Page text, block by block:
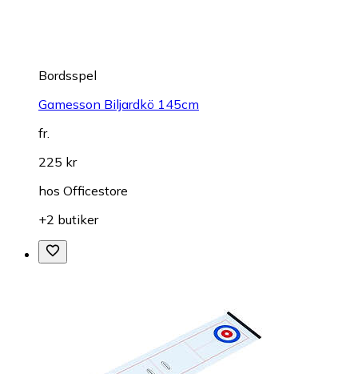
Bordsspel
Gamesson Biljardkö 145cm
fr.
225 kr
hos Officestore
+2 butiker